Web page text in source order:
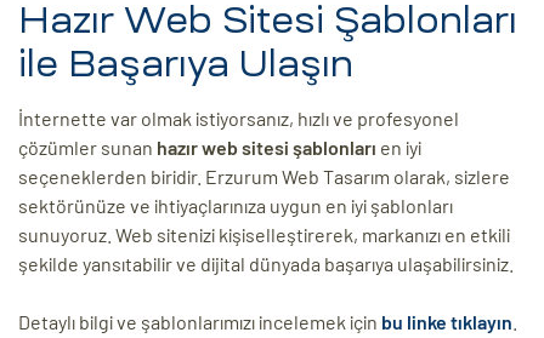
Hazır Web Sitesi Şablonları
ile Başarıya Ulaşın
İnternette var olmak istiyorsanız, hızlı ve profesyonel
çözümler sunan hazır web sitesi şablonları en iyi
seçeneklerden biridir. Erzurum Web Tasarım olarak, sizlere
sektörünüze ve ihtiyaçlarınıza uygun en iyi şablonları
sunuyoruz. Web sitenizi kişiselleştirerek, markanızı en etkili
şekilde yansıtabilir ve dijital dünyada başarıya ulaşabilirsiniz.
Detaylı bilgi ve şablonlarımızı incelemek için bu linke tıklayın